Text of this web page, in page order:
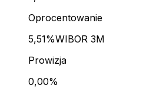
Oprocentowanie
5,51%WIBOR 3M
Prowizja
0,00%